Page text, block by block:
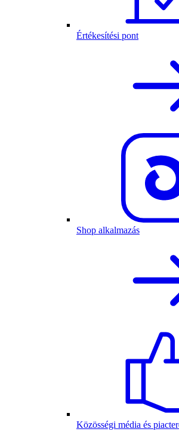
Értékesítési pont
Shop alkalmazás
Közösségi média és